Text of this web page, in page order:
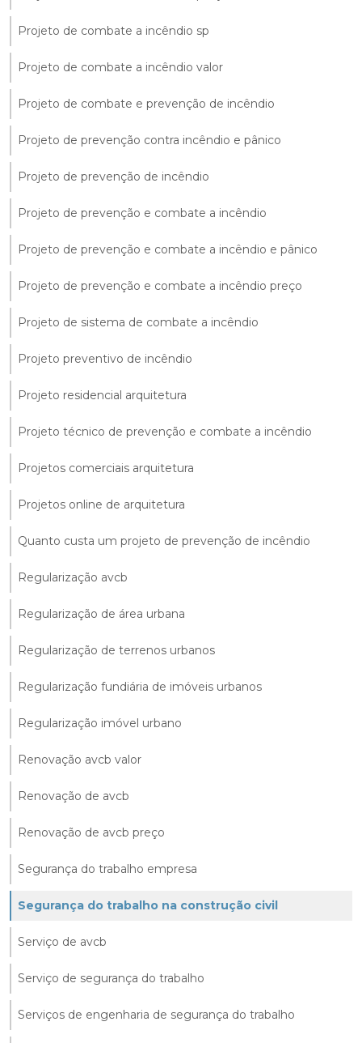
Projeto de combate a incêndio sp
Projeto de combate a incêndio valor
Projeto de combate e prevenção de incêndio
Projeto de prevenção contra incêndio e pânico
Projeto de prevenção de incêndio
Projeto de prevenção e combate a incêndio
Projeto de prevenção e combate a incêndio e pânico
Projeto de prevenção e combate a incêndio preço
Projeto de sistema de combate a incêndio
Projeto preventivo de incêndio
Projeto residencial arquitetura
Projeto técnico de prevenção e combate a incêndio
Projetos comerciais arquitetura
Projetos online de arquitetura
Quanto custa um projeto de prevenção de incêndio
Regularização avcb
Regularização de área urbana
Regularização de terrenos urbanos
Regularização fundiária de imóveis urbanos
Regularização imóvel urbano
Renovação avcb valor
Renovação de avcb
Renovação de avcb preço
Segurança do trabalho empresa
Segurança do trabalho na construção civil
Serviço de avcb
Serviço de segurança do trabalho
Serviços de engenharia de segurança do trabalho